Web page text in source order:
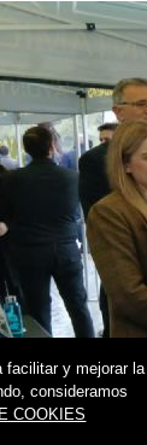
facilitar y mejorar la
consideramos
COOKIES